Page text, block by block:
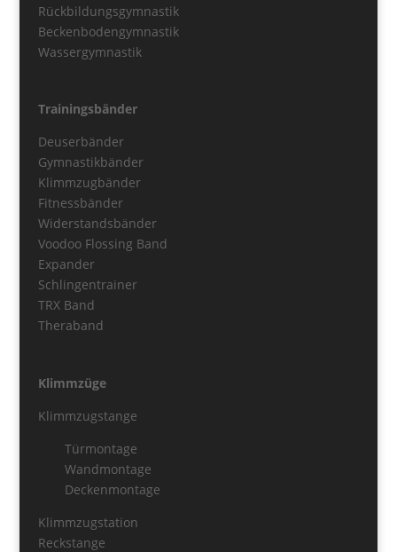
Rückbildungsgymnastik
Beckenbodengymnastik
Wassergymnastik
Trainingsbänder
Deuserbänder
Gymnastikbänder
Klimmzugbänder
Fitnessbänder
Widerstandsbänder
Voodoo Flossing Band
Expander
Schlingentrainer
TRX Band
Theraband
Klimmzüge
Klimmzugstange
Türmontage
Wandmontage
Deckenmontage
Klimmzugstation
Reckstange